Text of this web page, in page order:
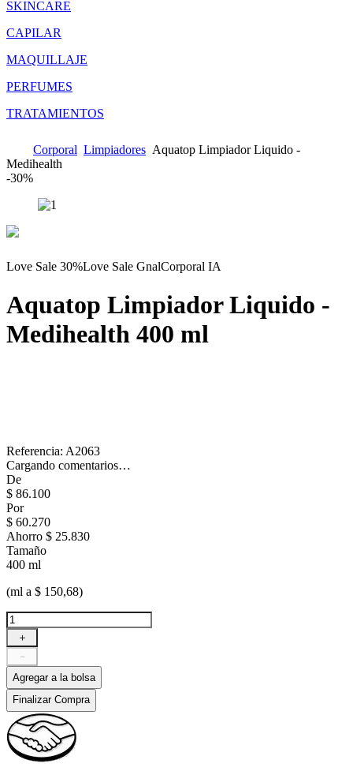
SKINCARE
CAPILAR
MAQUILLAJE
PERFUMES
TRATAMIENTOS
Corporal Limpiadores Aquatop Limpiador Liquido -
Medihealth
-30%
Love Sale 30%Love Sale GnalCorporal IA
Aquatop Limpiador Liquido -
Medihealth 400 ml
Referencia: A2063
Cargando comentarios…
De
$ 86.100
Por
$ 60.270
Ahorro $ 25.830
Tamaño
400 ml
(ml a $ 150,68)
＋
－
Agregar a la bolsa
Finalizar Compra